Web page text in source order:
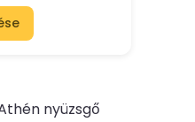
nyüzsgő